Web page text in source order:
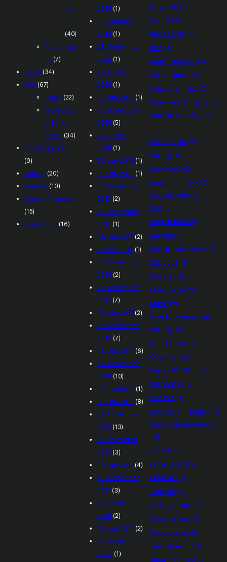
oje
kt
(40)
Performan
ce (7)
Reise (34)
Text (67)
Essay (22)
Wissensch
aftliche
Arbeit(34)
Uncategorized
(0)
Vortrag (20)
Website (10)
Work In Progress
(15)
Workshops (16)
2019 (1)
13. Oktober
2019 (1)
28. September
2019 (1)
27. August
2019 (1)
12. Juni 2019 (1)
28. November
2018 (5)
27. August
2018 (1)
27. Juni 2018 (1)
12. Juni 2018 (1)
28. November
2017 (2)
27. November
2017 (1)
12. Juni 2017 (2)
20. Mai 2017 (1)
28. November
2016 (2)
28. November
2015 (7)
12. Juni 2015 (2)
28. November
2014 (7)
12. Juni 2014(6)
28. November
2013 (10)
13. Juni 2013 (1)
12. Juni 2013 (8)
28. November
2012 (13)
27. November
2012 (3)
12. Juni 2012 (4)
28. November
2011 (3)
28. November
2010 (2)
12. Juni 2010 (2)
29. November
2009 (1)
Holzkiste (1)
InterRail (1)
Kinderbuch (3)
kino (1)
Kugelschreiber (2)
Kulturbundhaus (1)
Kunstgeschichte (2)
Kunstwerk (1) kyra (3)
Künstliche Intelligenz
(5)
Laserdrucke (5)
Leipzig (6)
Lockvogel (2)
London (4) loop (1)
Längste Domain der
Welt (2)
Magisterarbeit (1)
Manifest (1)
Maschinensprache (2)
Microsoft (2)
Mockup (2)
Monochrom (2)
Musik (2)
Naturkundemuseum
Leipzig (2)
Non-Sense (1)
Organisation (1)
Papier (2) PDF (1)
Philosophie (2)
Polaroid (1)
portfolio (1) projekt (1)
Pseudo-pornographic
(1)
reise (1)
remastered (5)
Rumänien (1)
Sammlung (2)
Selbstgemacht (2)
Selbstrefrenz (2)
Selbstverlag (2)
special_feature (1)
stream (1) text (3)